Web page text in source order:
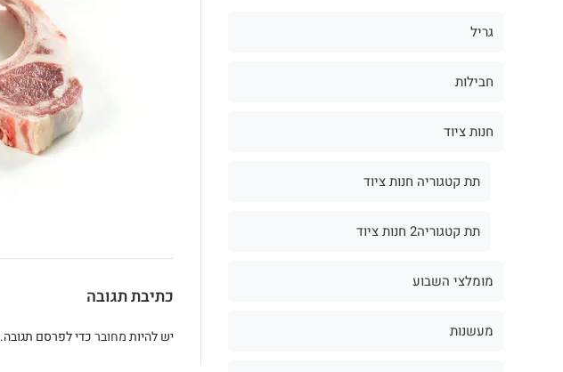
כתיבת תגובה
יש להיותמחוברכדי לפרסם תגובה.
גריל
חבילות
חנות ציוד
תת קטגוריה חנות ציוד
תת קטגוריה2 חנות ציוד
מומלצי השבוע
מעשנות